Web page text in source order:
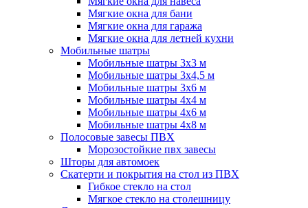
Мягкие окна для бани
Мягкие окна для гаража
Мягкие окна для летней кухни
Мобильные шатры
Мобильные шатры 3х3 м
Мобильные шатры 3х4,5 м
Мобильные шатры 3х6 м
Мобильные шатры 4х4 м
Мобильные шатры 4х6 м
Мобильные шатры 4х8 м
Полосовые завесы ПВХ
Морозостойкие пвх завесы
Шторы для автомоек
Скатерти и покрытия на стол из ПВХ
Гибкое стекло на стол
Мягкое стекло на столешницу